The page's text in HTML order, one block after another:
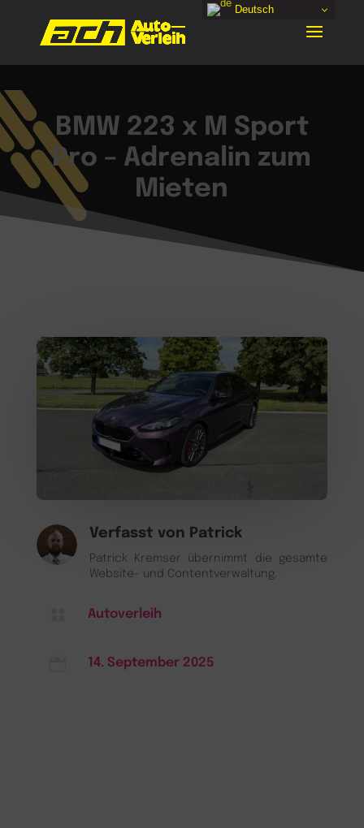
BMW 223 x M Sport
Pro – Adrenalin zum
Mieten
Verfasst von Patrick
Patrick Kremser übernimmt die gesamte
Website- und Contentverwaltung.
Autoverleih
14. September 2025
Deutsch